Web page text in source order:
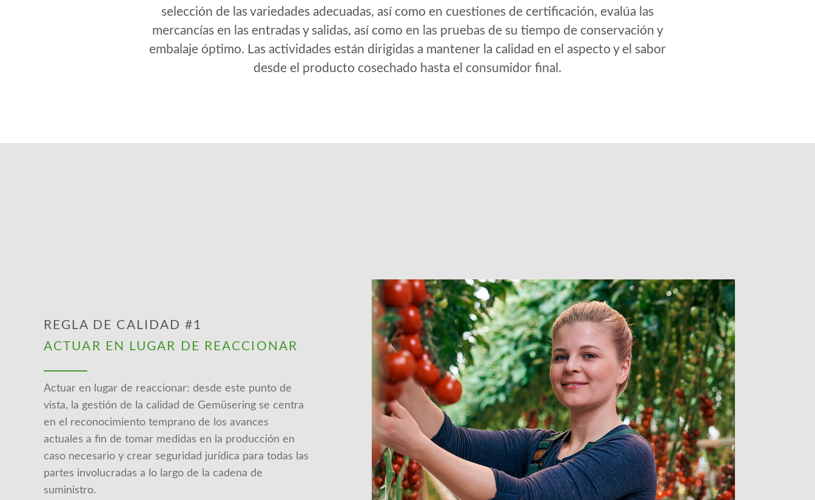
selección de las variedades adecuadas, así como en cuestiones de certificación, evalúa las
mercancías en las entradas y salidas, así como en las pruebas de su tiempo de conservación y
embalaje óptimo. Las actividades están dirigidas a mantener la calidad en el aspecto y el sabor
desde el producto cosechado hasta el consumidor final.
REGLA DE CALIDAD #1
ACTUAR EN LUGAR DE REACCIONAR
Actuar en lugar de reaccionar: desde este punto de
vista, la gestión de la calidad de Gemüsering se centra
en el reconocimiento temprano de los avances
actuales a fin de tomar medidas en la producción en
caso necesario y crear seguridad jurídica para todas las
partes involucradas a lo largo de la cadena de
suministro.